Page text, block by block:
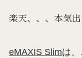
楽天、、、本気
eMAXIS Slimは